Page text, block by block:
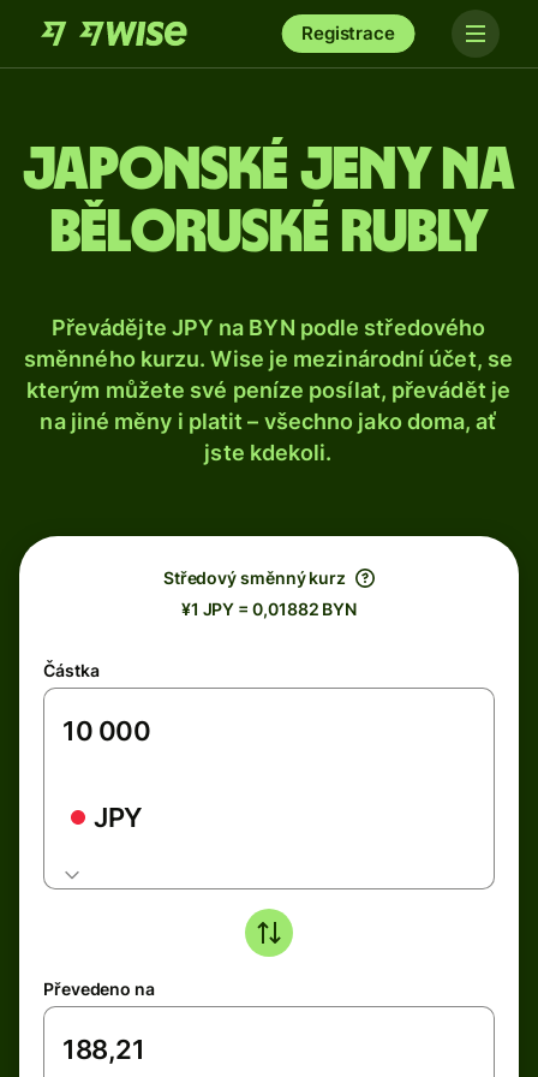
Registrace
Japonské jeny na
běloruské rubly
Převádějte JPY na BYN podle středového
směnného kurzu. Wise je mezinárodní účet, se
kterým můžete své peníze posílat, převádět je
na jiné měny i platit – všechno jako doma, ať
jste kdekoli.
Středový směnný kurz
¥1 JPY = 0,01882 BYN
Částka
JPY
Převedeno na